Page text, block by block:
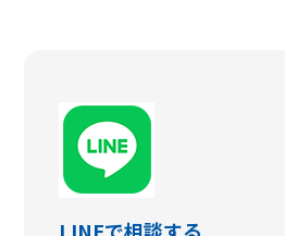
LINEで相談する